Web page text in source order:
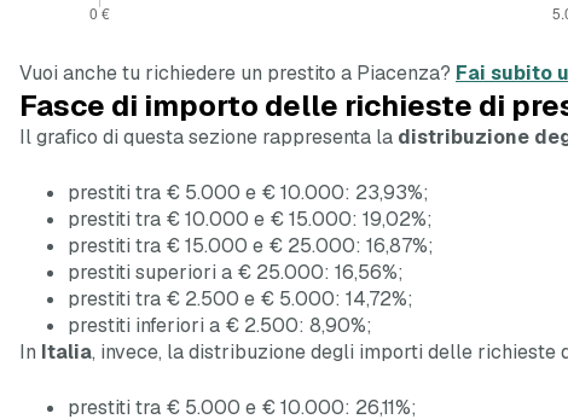
Vuoi anche tu richiedere un prestito a Piacenza? Fai subito
Fasce di importo delle richieste di
Il grafico di questa sezione rappresenta la distribuzione
prestiti tra € 5.000 e € 10.000: 23,93%;
prestiti tra € 10.000 e € 15.000: 19,02%;
prestiti tra € 15.000 e € 25.000: 16,87%;
prestiti superiori a € 25.000: 16,56%;
prestiti tra € 2.500 e € 5.000: 14,72%;
prestiti inferiori a € 2.500: 8,90%;
In Italia, invece, la distribuzione degli importi delle richieste
prestiti tra € 5.000 e € 10.000: 26,11%;